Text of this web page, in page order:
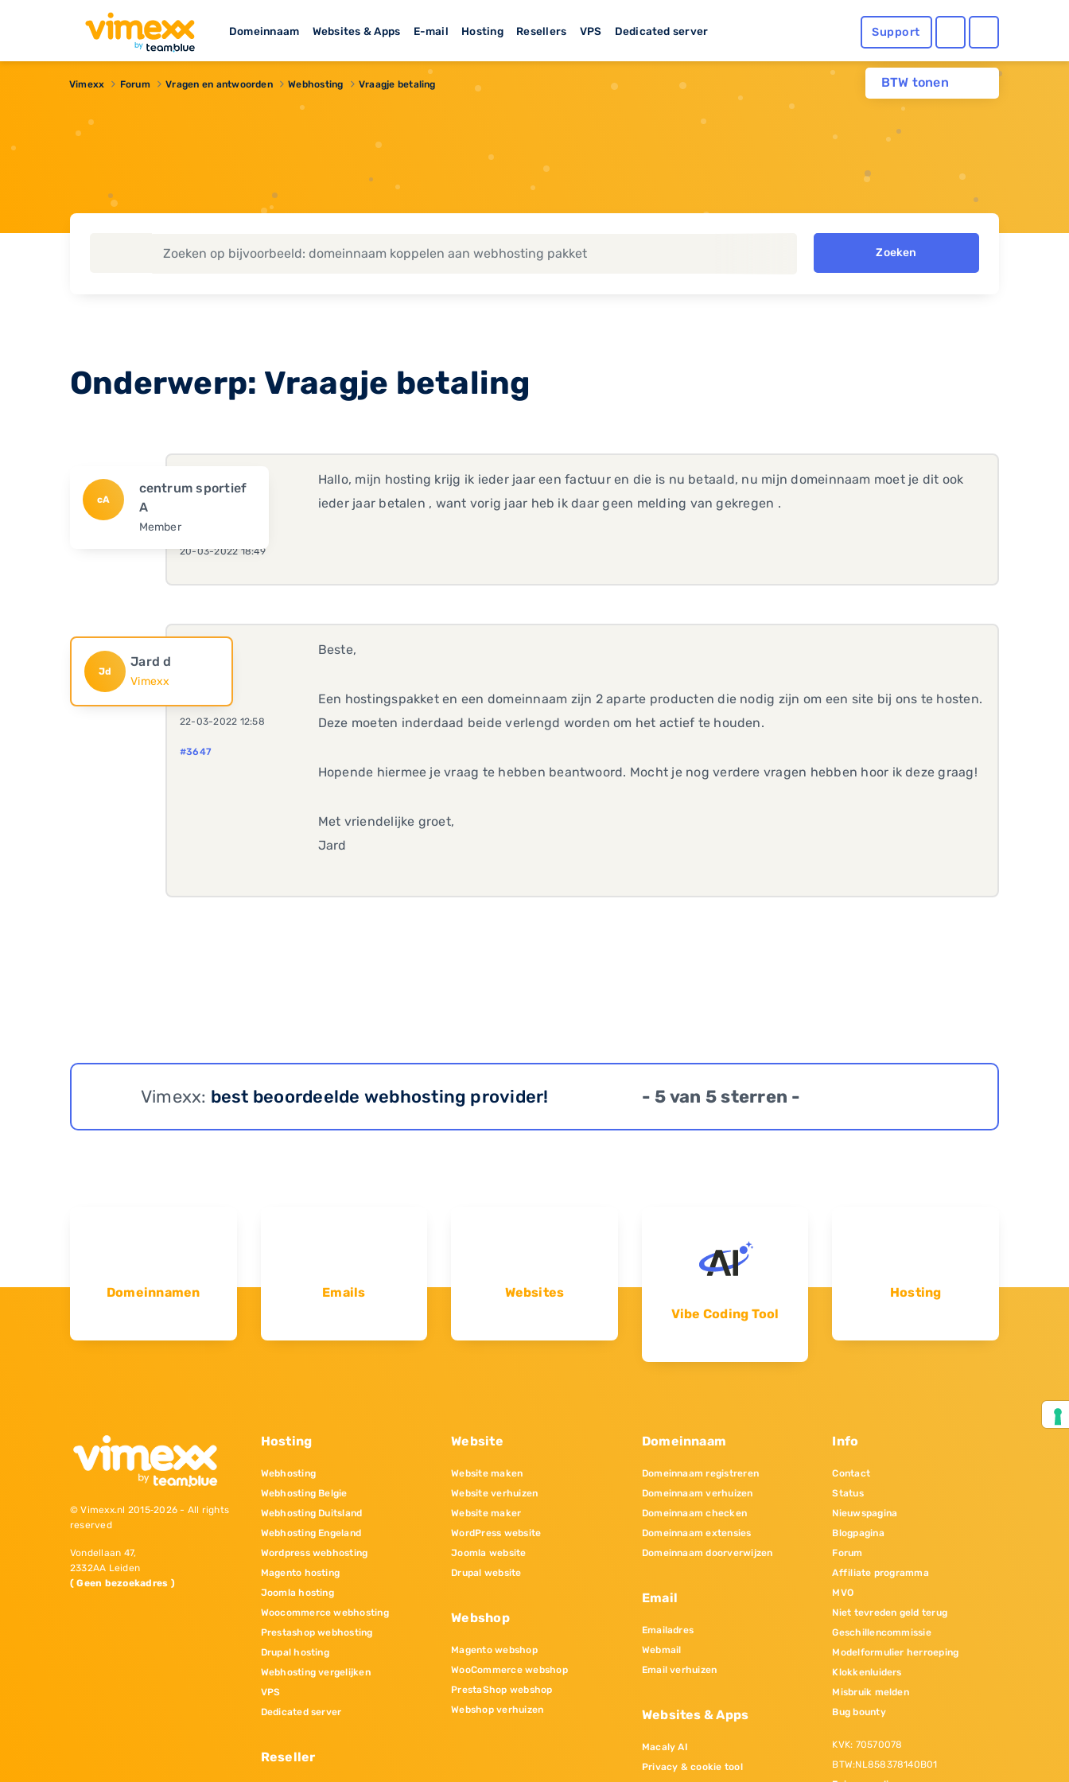
Domeinnaam Websites & Apps E-mail Hosting Resellers VPS Dedicated server Support
BTW tonen
Vimexx Forum Vragen en antwoorden Webhosting Vraagje betaling
Zoeken
Onderwerp: Vraagje betaling
cA
centrum sportief
A
Member
20-03-2022 18:49
Hallo, mijn hosting krijg ik ieder jaar een factuur en die is nu betaald, nu mijn domeinnaam moet je dit ook
ieder jaar betalen , want vorig jaar heb ik daar geen melding van gekregen .
Jd
Jard d
Vimexx
22-03-2022 12:58
#3647
Beste,
Een hostingspakket en een domeinnaam zijn 2 aparte producten die nodig zijn om een site bij ons te hosten.
Deze moeten inderdaad beide verlengd worden om het actief te houden.
Hopende hiermee je vraag te hebben beantwoord. Mocht je nog verdere vragen hebben hoor ik deze graag!
Met vriendelijke groet,
Jard
Vimexx: best beoordeelde webhosting provider! - 5 van 5 sterren -
Domeinnamen Emails
Websites
Vibe Coding Tool
Hosting
© Vimexx.nl 2015‐2026 - All rights
reserved
Vondellaan 47,
2332AA Leiden
( Geen bezoekadres )
Hosting
Webhosting
Webhosting Belgie
Webhosting Duitsland
Webhosting Engeland
Wordpress webhosting
Magento hosting
Joomla hosting
Woocommerce webhosting
Prestashop webhosting
Drupal hosting
Webhosting vergelijken
VPS
Dedicated server
Reseller
Website
Website maken
Website verhuizen
Website maker
WordPress website
Joomla website
Drupal website
Webshop
Magento webshop
WooCommerce webshop
PrestaShop webshop
Webshop verhuizen
Domeinnaam
Domeinnaam registreren
Domeinnaam verhuizen
Domeinnaam checken
Domeinnaam extensies
Domeinnaam doorverwijzen
Email
Emailadres
Webmail
Email verhuizen
Websites & Apps
Macaly AI
Privacy & cookie tool
Info
Contact
Status
Nieuwspagina
Blogpagina
Forum
Affiliate programma
MVO
Niet tevreden geld terug
Geschillencommissie
Modelformulier herroeping
Klokkenluiders
Misbruik melden
Bug bounty
KVK: 70570078
BTW:NL858378140B01